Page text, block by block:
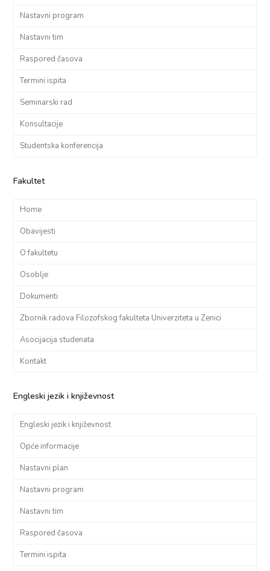
Nastavni program
Nastavni tim
Raspored časova
Termini ispita
Seminarski rad
Konsultacije
Studentska konferencija
Fakultet
Home
Obavijesti
O fakultetu
Osoblje
Dokumenti
Zbornik radova Filozofskog fakulteta Univerziteta u Zenici
Asocijacija studenata
Kontakt
Engleski jezik i književnost
Engleski jezik i književnost
Opće informacije
Nastavni plan
Nastavni program
Nastavni tim
Raspored časova
Termini ispita